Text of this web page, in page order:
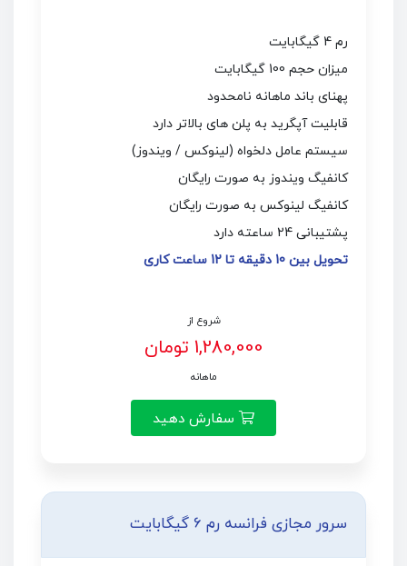
رم 4 گیگابایت
میزان حجم 100 گیگابایت
پهنای باند ماهانه نامحدود
قابلیت آپگرید به پلن های بالاتر دارد
سیستم عامل دلخواه (لینوکس / ویندوز)
کانفیگ ویندوز به صورت رایگان
کانفیگ لینوکس به صورت رایگان
پشتیبانی 24 ساعته دارد
تحویل بین 10 دقیقه تا 12 ساعت کاری
شروع از
1,280,000 تومان
ماهانه
سفارش دهید
سرور مجازی فرانسه رم 6 گیگابایت